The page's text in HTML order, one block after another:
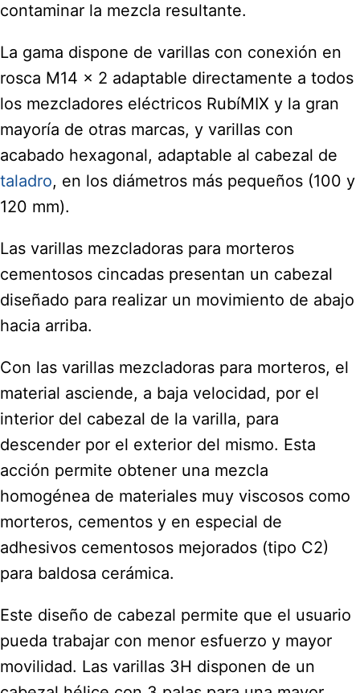
contaminar la mezcla resultante.
La gama dispone de varillas con conexión en
rosca M14 x 2 adaptable directamente a todos
los mezcladores eléctricos RubíMIX y la gran
mayoría de otras marcas, y varillas con
acabado hexagonal, adaptable al cabezal de
taladro, en los diámetros más pequeños (100 y
120 mm).
Las varillas mezcladoras para morteros
cementosos cincadas presentan un cabezal
diseñado para realizar un movimiento de abajo
hacia arriba.
Con las varillas mezcladoras para morteros, el
material asciende, a baja velocidad, por el
interior del cabezal de la varilla, para
descender por el exterior del mismo. Esta
acción permite obtener una mezcla
homogénea de materiales muy viscosos como
morteros, cementos y en especial de
adhesivos cementosos mejorados (tipo C2)
para baldosa cerámica.
Este diseño de cabezal permite que el usuario
pueda trabajar con menor esfuerzo y mayor
movilidad. Las varillas 3H disponen de un